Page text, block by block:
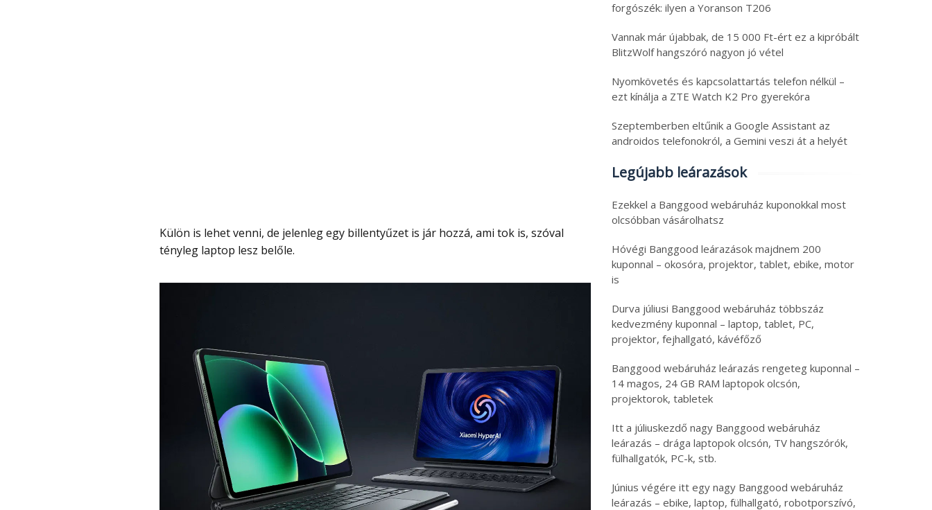
Külön is lehet venni, de jelenleg egy billentyűzet is jár hozzá, ami tok is, szóval
tényleg laptop lesz belőle.
forgószék: ilyen a Yoranson T206
Vannak már újabbak, de 15 000 Ft-ért ez a kipróbált
BlitzWolf hangszóró nagyon jó vétel
Nyomkövetés és kapcsolattartás telefon nélkül –
ezt kínálja a ZTE Watch K2 Pro gyerekóra
Szeptemberben eltűnik a Google Assistant az
androidos telefonokról, a Gemini veszi át a helyét
Legújabb leárazások
Ezekkel a Banggood webáruház kuponokkal most
olcsóbban vásárolhatsz
Hóvégi Banggood leárazások majdnem 200
kuponnal – okosóra, projektor, tablet, ebike, motor
is
Durva júliusi Banggood webáruház többszáz
kedvezmény kuponnal – laptop, tablet, PC,
projektor, fejhallgató, kávéfőző
Banggood webáruház leárazás rengeteg kuponnal –
14 magos, 24 GB RAM laptopok olcsón,
projektorok, tabletek
Itt a júliuskezdő nagy Banggood webáruház
leárazás – drága laptopok olcsón, TV hangszórók,
fülhallgatók, PC-k, stb.
Június végére itt egy nagy Banggood webáruház
leárazás – ebike, laptop, fülhallgató, robotporszívó,